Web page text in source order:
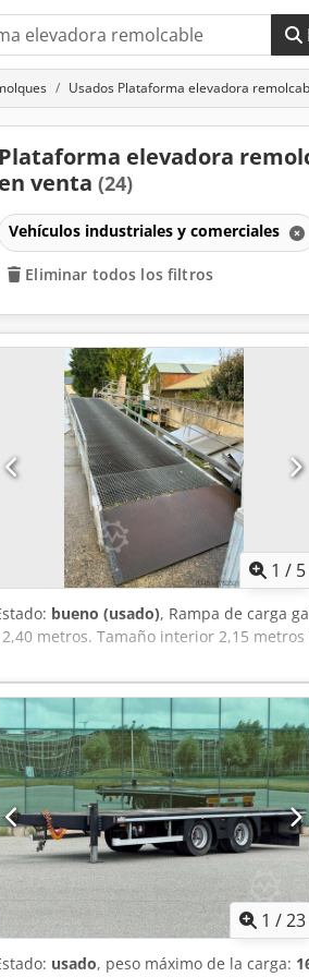
Usados Plataforma elevadora
Plataforma elevadora
en venta (24)
Vehículos industriales y comerciales
Eliminar todos los filtros
1 / 5
bueno (usado), Rampa de carga
metros. Tamaño interior 2,15
1 /23
usado, peso máximo de la carga: